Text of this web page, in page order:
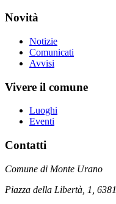
Novità
Notizie
Comunicati
Avvisi
Vivere il comune
Luoghi
Eventi
Contatti
Comune di Monte Urano
Piazza della Libertà, 1,